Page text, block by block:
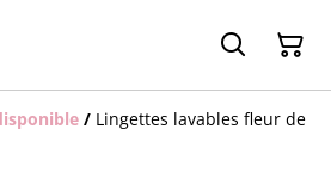
/ Lingettes lavables fleur de